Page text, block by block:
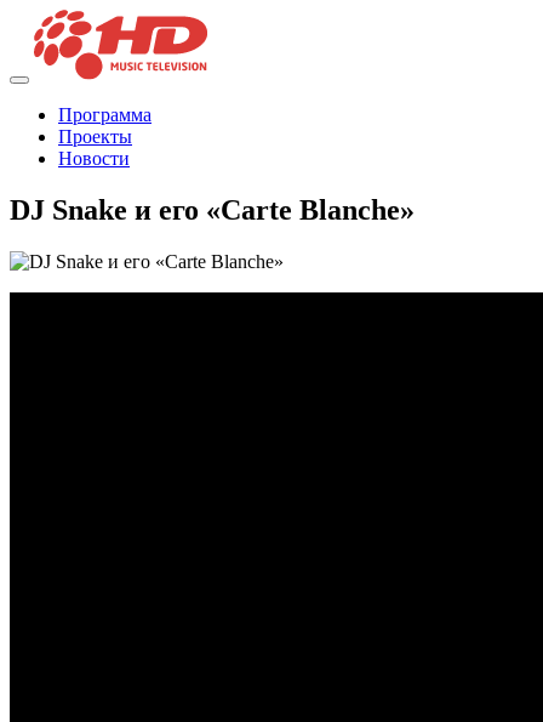
Программа
Проекты
Новости
DJ Snake и его «Carte Blanche»